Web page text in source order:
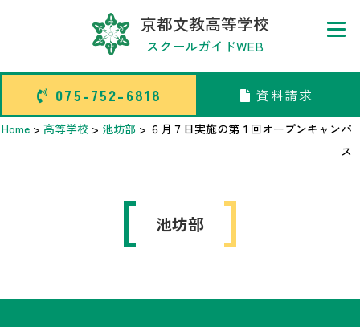
075-752-6818 資料請求
京都文教高等学校
スクールガイドWEB
075-752-6818 資料請求
Home > 高等学校 > 池坊部 > ６月７日実施の第１回オープンキャンパ
ス
池坊部